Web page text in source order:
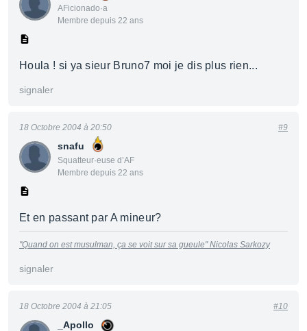
AFicionado·a
Membre depuis 22 ans
Houla ! si ya sieur Bruno7 moi je dis plus rien...
signaler
snafu
Squatteur·euse d’AF
Membre depuis 22 ans
18 Octobre 2004 à 20:50 #9
Et en passant par A mineur?
"Quand on est musulman, ça se voit sur sa gueule"Nicolas Sarkozy
signaler
_Apollo
18 Octobre 2004 à 21:05 #10